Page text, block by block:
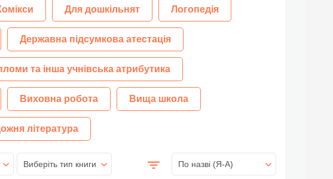
Для дошкільнят Логопедія
Державна підсумкова атестація
та інша учнівська атрибутика
Виховна робота Вища школа
література
Виберіть тип книги По назві (Я-А)